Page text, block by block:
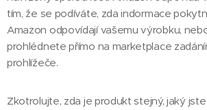
tím, že se podíváte, zda indormace
Amazon odpovídají vašemu výrobku,
prohlédnete přímo na marketplace
prohlížeče.
Zkotrolujte, zda je produkt stejný, jaký